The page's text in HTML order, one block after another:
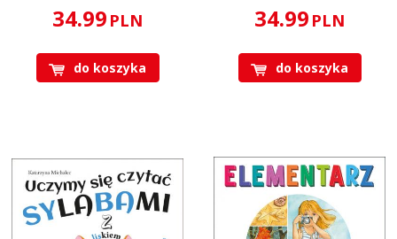
34.99 PLN
do koszyka
34.99 PLN
do koszyka
Ilość stron: 120
Oprawa
Twarda
Format: 22,5 x 19,5 cm
Seria kolorowanek z
naklejkami: Nauka czytania
4901 99 00